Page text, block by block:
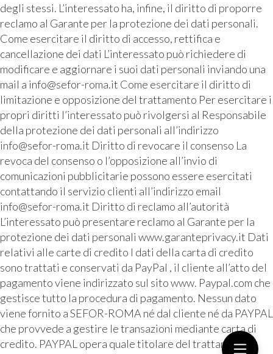
degli stessi. L’interessato ha, infine, il diritto di proporre
reclamo al Garante per la protezione dei dati personali.
Come esercitare il diritto di accesso, rettifica e
cancellazione dei dati L’interessato può richiedere di
modificare e aggiornare i suoi dati personali inviando una
mail a info@sefor-roma.it Come esercitare il diritto di
limitazione e opposizione del trattamento Per esercitare i
propri diritti l’interessato può rivolgersi al Responsabile
della protezione dei dati personali all’indirizzo
info@sefor-roma.it Diritto di revocare il consenso La
revoca del consenso o l’opposizione all’invio di
comunicazioni pubblicitarie possono essere esercitati
contattando il servizio clienti all’indirizzo email
info@sefor-roma.it Diritto di reclamo all’autorità
L’interessato può presentare reclamo al Garante per la
protezione dei dati personali www.garanteprivacy.it Dati
relativi alle carte di credito I dati della carta di credito
sono trattati e conservati da PayPal , il cliente all’atto del
pagamento viene indirizzato sul sito www. Paypal.com che
gestisce tutto la procedura di pagamento. Nessun dato
viene fornito a SEFOR-ROMA né dal cliente né da PAYPAL
che provvede a gestire le transazioni mediante carta di
credito. PAYPAL opera quale titolare del trattamento